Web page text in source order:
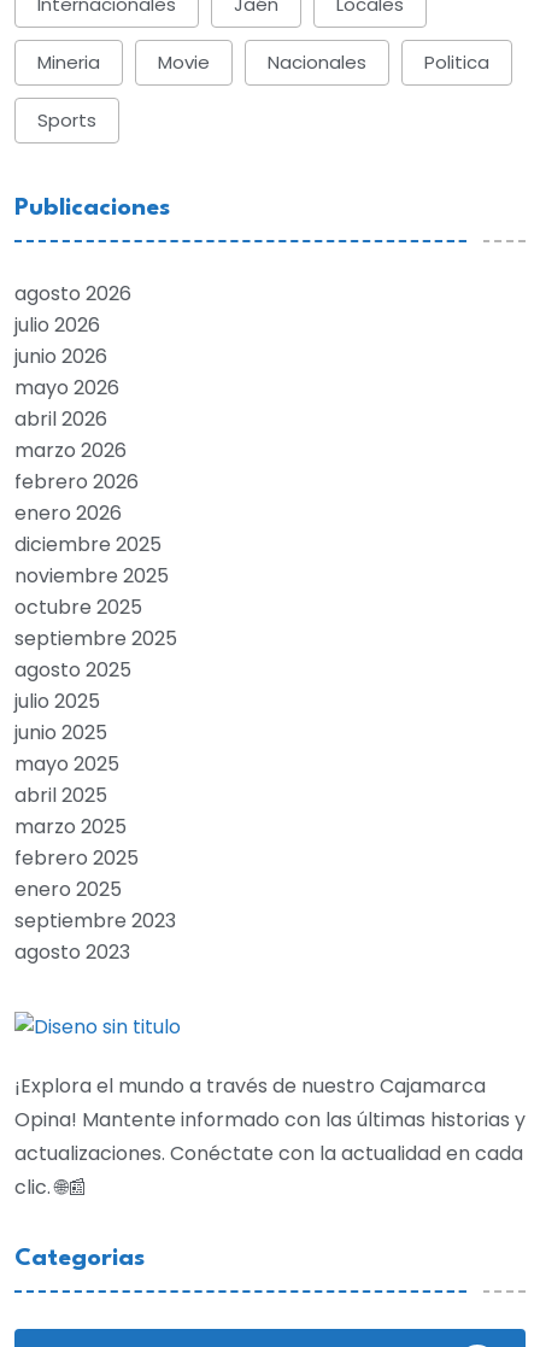
Mineria Movie Nacionales Politica
Sports
Publicaciones
agosto 2026
julio 2026
junio 2026
mayo 2026
abril 2026
marzo 2026
febrero 2026
enero 2026
diciembre 2025
noviembre 2025
octubre 2025
septiembre 2025
agosto 2025
julio 2025
junio 2025
mayo 2025
abril 2025
marzo 2025
febrero 2025
enero 2025
septiembre 2023
agosto 2023
¡Explora el mundo a través de nuestro Cajamarca
Opina! Mantente informado con las últimas historias y
actualizaciones. Conéctate con la actualidad en cada
clic. 🌐📰
Categorias